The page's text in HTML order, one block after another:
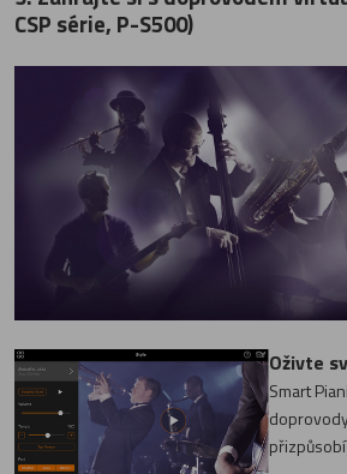
CSP série, P-S500)
Oživte
Smart